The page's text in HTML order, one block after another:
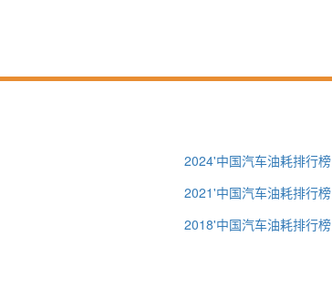
2024'中国汽车油耗排行榜
2021'中国汽车油耗排行榜
2018'中国汽车油耗排行榜